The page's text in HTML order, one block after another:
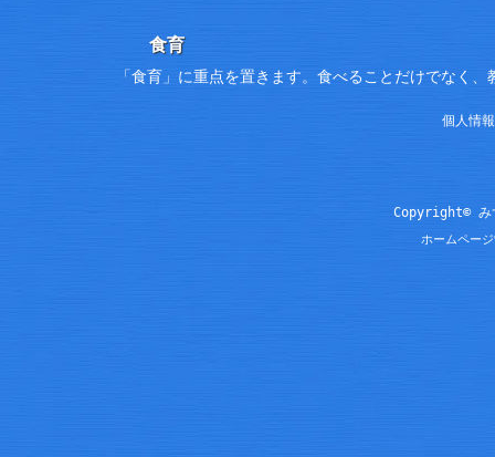
食育
「食育」に重点を置きます。食べることだけでなく
個人情
Copyright© み
ホームペー